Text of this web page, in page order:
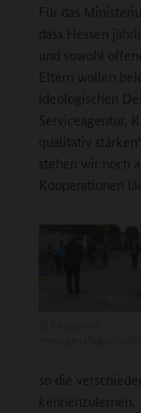
Für das
dass Hessen
und sowohl
Eltern wollen
ideologischen
Serviceagentur,
qualitativ
stehen wir noch
Kooperationen
so die
kennenzulernen.